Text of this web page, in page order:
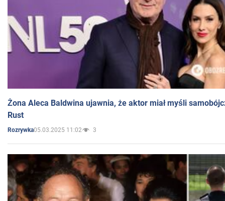
Żona Aleca Baldwina ujawnia, że aktor miał myśli
Rust
Rozrywka05.03.2025 11:02 3